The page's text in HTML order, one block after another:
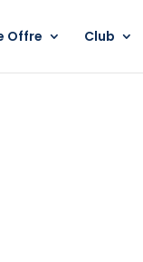
Offre Club